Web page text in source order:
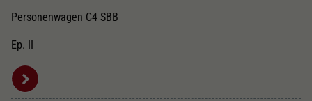
Personenwagen C4 SBB
Ep. II